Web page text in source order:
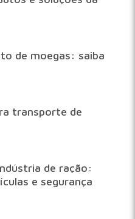
de moegas: saiba
transporte de
de ração:
e segurança